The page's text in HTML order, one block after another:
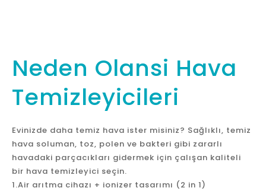
Neden Olansi Hava
Temizleyicileri
Evinizde daha temiz hava ister misiniz? Sağlıklı, temiz
hava soluman, toz, polen ve bakteri gibi zararlı
havadaki parçacıkları gidermek için çalışan kaliteli
bir hava temizleyici seçin.
1.Air arıtma cihazı + ionizer tasarımı (2 in 1)